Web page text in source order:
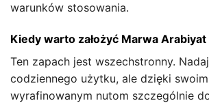
warunków stosowania.
Kiedy warto założyć Marwa
Ten zapach jest wszechstronny.
codziennego użytku, ale dzięki
wyrafinowanym nutom szczególnie